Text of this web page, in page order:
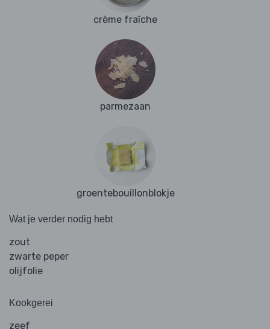
crème fraîche
parmezaan
groentebouillonblokje
Wat je verder nodig hebt
zout
zwarte peper
olijfolie
Kookgerei
zeef